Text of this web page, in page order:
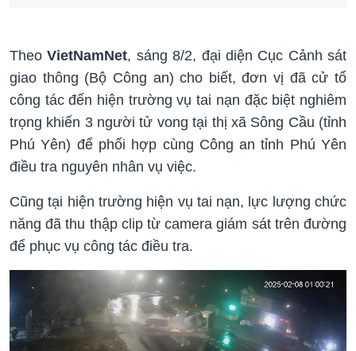
TheoVietNamNet, sáng 8/2, đại diện Cục Cảnh sát
giao thông (Bộ Công an) cho biết, đơn vị đã cử tổ
công tác đến hiện trường vụ tai nạn đặc biệt nghiêm
trọng khiến 3 người tử vong tại thị xã Sông Cầu (tỉnh
Phú Yên) để phối hợp cùng Công an tỉnh Phú Yên
điều tra nguyên nhân vụ việc.
Cũng tại hiện trường hiện vụ tai nạn, lực lượng chức
năng đã thu thập clip từ camera giám sát trên đường
để phục vụ công tác điều tra.